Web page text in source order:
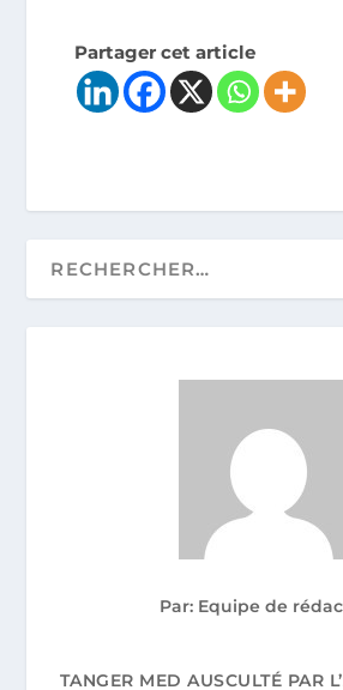
Partager cet article
Par: Equipe de
TANGER MED AUSCULTÉ PAR